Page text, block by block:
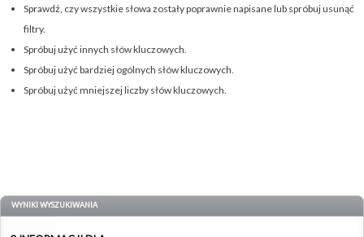
Sprawdź, czy wszystkie słowa zostały poprawnie napisane lub spróbuj usunąć
filtry.
Spróbuj użyć innych słów kluczowych.
Spróbuj użyć bardziej ogólnych słów kluczowych.
Spróbuj użyć mniejszej liczby słów kluczowych.
WYNIKI WYSZUKIWANIA